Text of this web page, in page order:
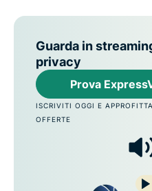
Guarda in
privacy
Prova
ISCRIVITI OGGI E
OFFERTE